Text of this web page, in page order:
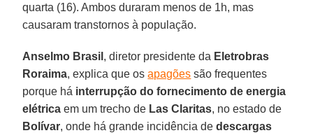
quarta (16). Ambos duraram menos de 1h, mas
causaram transtornos à população.
Anselmo Brasil , diretor presidente da Eletrobras
Roraima, explica que osapagões são frequentes
porque há interrupção do fornecimento de energia
elétrica em um trecho de Las Claritas, no estado de
Bolívar, onde há grande incidência dedescargas